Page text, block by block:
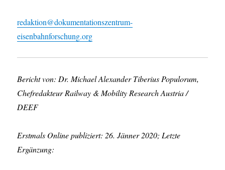
redaktion@dokumentationszentrum-
eisenbahnforschung.org
Bericht von: Dr. Michael Alexander Tiberius Populorum,
Chefredakteur Railway & Mobility Research Austria /
DEEF
Erstmals Online publiziert: 26. Jänner 2020; Letzte
Ergänzung: